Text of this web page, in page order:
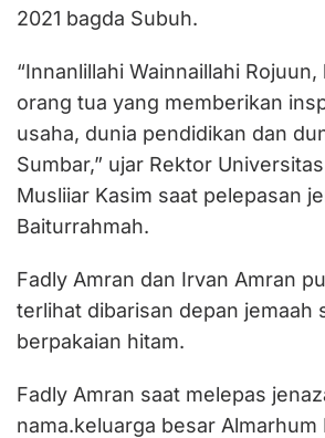
2021 bagda Subuh.
“Innanlillahi Wainnaillahi
orang tua yang memberikan
usaha, dunia pendidikan dan
Sumbar,” ujar Rektor
Musliiar Kasim saat pelepasan
Baiturrahmah.
Fadly Amran dan Irvan Amran
terlihat dibarisan depan jemaah
berpakaian hitam.
Fadly Amran saat melepas
nama.keluarga besar Almarhum